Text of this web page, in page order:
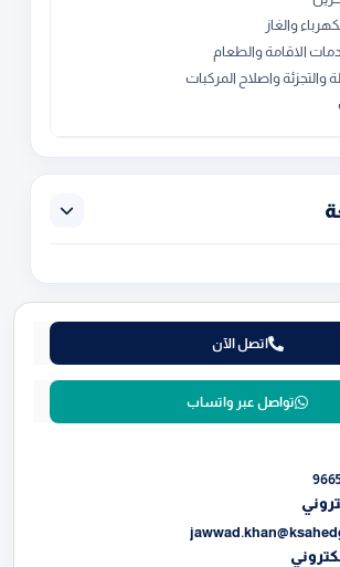
والغاز
الاقامة والطعام
والتجزئة واصلاح المركبات
اتصل الآن
تواصل عبر واتساب